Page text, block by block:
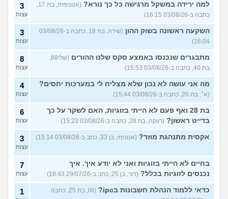
למה ירידה במשקל מרגישה כל כך נורא?
(אנונימית, בת 17,
כתבה ב-03/08/26 16:15)
3
עצות
השקעה ראשונה בשוק ההון
(שירה, בת 18, כתבה ב-03/08/26
16:04)
3
עצות
מתבגרים שנכנסו באמצע סקס שלנו ההורים
(שלי88,
בת 40, כתבה ב-03/08/26 15:53)
8
עצות
מה אני עושה לא נכון שלא מצליח לי במערכות יחסים?
(א׳, בת 26, כתבה ב-03/08/26 15:44)
4
עצות
בת 28 ואף פעם לא הייתי בזוגיות, האם לשקר על כך
בדייט ראשון? (רווקה, בת 28, כתבה ב-03/08/26 15:23)
6
עצות
אקסית מתנהגת מוזר? (אנונימי, בן 33, כתב ב-03/08/26 15:14) 3
עצות
בחיים לא הייתי בזוגיות ואני לא יודע איך. איך
נכנסים לזוגיות בכלל? (דור, בן 25, כתב ב-29/07/26 18:43)
7
עצות
כדאי ללמוד הנהלת חשבונות בipc?
(lili, בת 25, כתבה
1